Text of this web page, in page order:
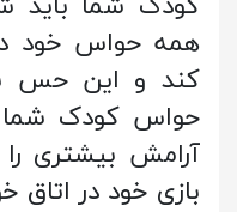
همه حواس خود
کند و این حس
حواس کودک
آرامش بیشتری
بازی خود در